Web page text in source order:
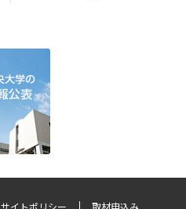
サイトポリシー 取材申込み